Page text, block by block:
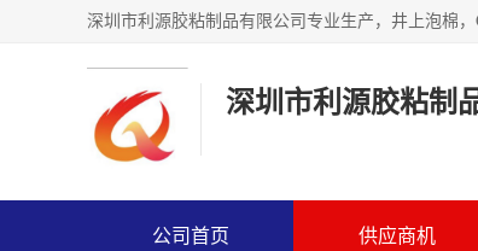
深圳市利源胶粘制
公司首页 供应商机